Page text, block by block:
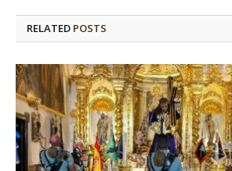
RELATED POSTS